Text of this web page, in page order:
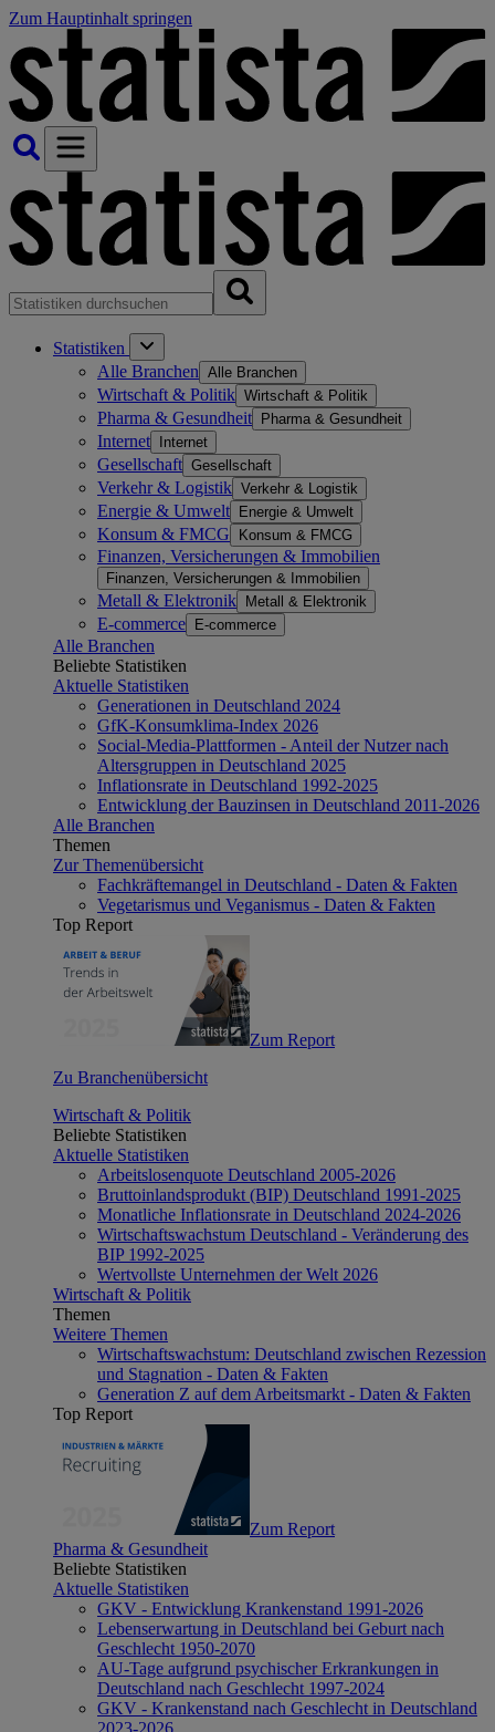
Zum Hauptinhalt springen
Statistiken
Alle Branchen Alle Branchen
Wirtschaft & Politik Wirtschaft & Politik
Pharma & Gesundheit Pharma & Gesundheit
Internet Internet
Gesellschaft Gesellschaft
Verkehr & Logistik Verkehr & Logistik
Energie & Umwelt Energie & Umwelt
Konsum & FMCG Konsum & FMCG
Finanzen, Versicherungen & Immobilien
Finanzen, Versicherungen & Immobilien
Metall & Elektronik Metall & Elektronik
E-commerce E-commerce
Alle Branchen
Beliebte Statistiken
Aktuelle Statistiken
Generationen in Deutschland 2024
GfK-Konsumklima-Index 2026
Social-Media-Plattformen - Anteil der Nutzer nach
Altersgruppen in Deutschland 2025
Inflationsrate in Deutschland 1992-2025
Entwicklung der Bauzinsen in Deutschland 2011-2026
Alle Branchen
Themen
Zur Themenübersicht
Fachkräftemangel in Deutschland - Daten & Fakten
Vegetarismus und Veganismus - Daten & Fakten
Top Report
Zum Report
Zu Branchenübersicht
Wirtschaft & Politik
Beliebte Statistiken
Aktuelle Statistiken
Arbeitslosenquote Deutschland 2005-2026
Bruttoinlandsprodukt (BIP) Deutschland 1991-2025
Monatliche Inflationsrate in Deutschland 2024-2026
Wirtschaftswachstum Deutschland - Veränderung des
BIP 1992-2025
Wertvollste Unternehmen der Welt 2026
Wirtschaft & Politik
Themen
Weitere Themen
Wirtschaftswachstum: Deutschland zwischen Rezession
und Stagnation - Daten & Fakten
Generation Z auf dem Arbeitsmarkt - Daten & Fakten
Top Report
Zum Report
Pharma & Gesundheit
Beliebte Statistiken
Aktuelle Statistiken
GKV - Entwicklung Krankenstand 1991-2026
Lebenserwartung in Deutschland bei Geburt nach
Geschlecht 1950-2070
AU-Tage aufgrund psychischer Erkrankungen in
Deutschland nach Geschlecht 1997-2024
GKV - Krankenstand nach Geschlecht in Deutschland
2023-2026